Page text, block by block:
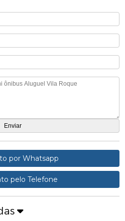
por Whatsapp
pelo Telefone